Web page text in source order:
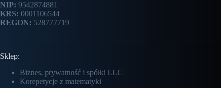
NIP: 9542874881
KRS: 0001106544
REGON: 528777719
Sklep:
Biznes, prywatność i spółki LLC
Korepetycje z matematyki